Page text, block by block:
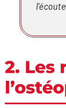
2. Les